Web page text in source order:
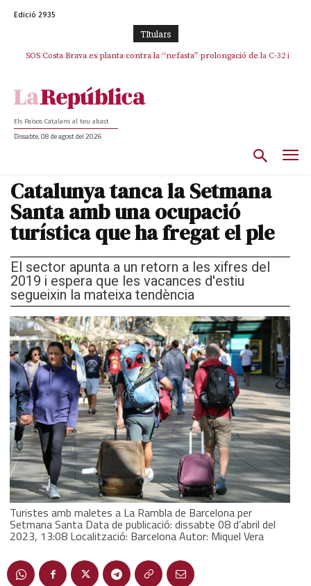
Edició 2935
TItulars
SOS Costa Brava es planta contra la “nefasta” prolongació de la C-32 i
Els Països Catalans al teu abast
Dissabte, 08 de agost del 2026
Catalunya tanca la Setmana
Santa amb una ocupació
turística que ha fregat el ple
El sector apunta a un retorn a les xifres del
2019 i espera que les vacances d'estiu
segueixin la mateixa tendència
Turistes amb maletes a La Rambla de Barcelona per
Setmana Santa Data de publicació: dissabte 08 d’abril del
2023, 13:08 Localització: Barcelona Autor: Miquel Vera